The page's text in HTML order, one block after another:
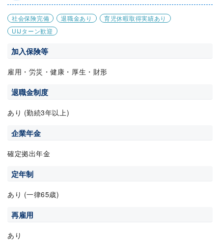
社会保険完備 退職金あり
育児休暇取得実績あり
UIJターン歓迎
加入保険等
雇用・労災・健康・厚生・財形
退職金制度
あり (勤続3年以上)
企業年金
確定拠出年金
定年制
あり (一律65歳)
再雇用
あり